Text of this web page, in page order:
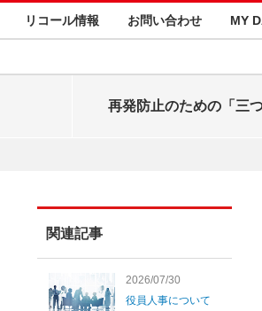
リコール情報 お問い合わせ MY
再発防止のための「三つ
関連記事
2026/07/30
役員人事について